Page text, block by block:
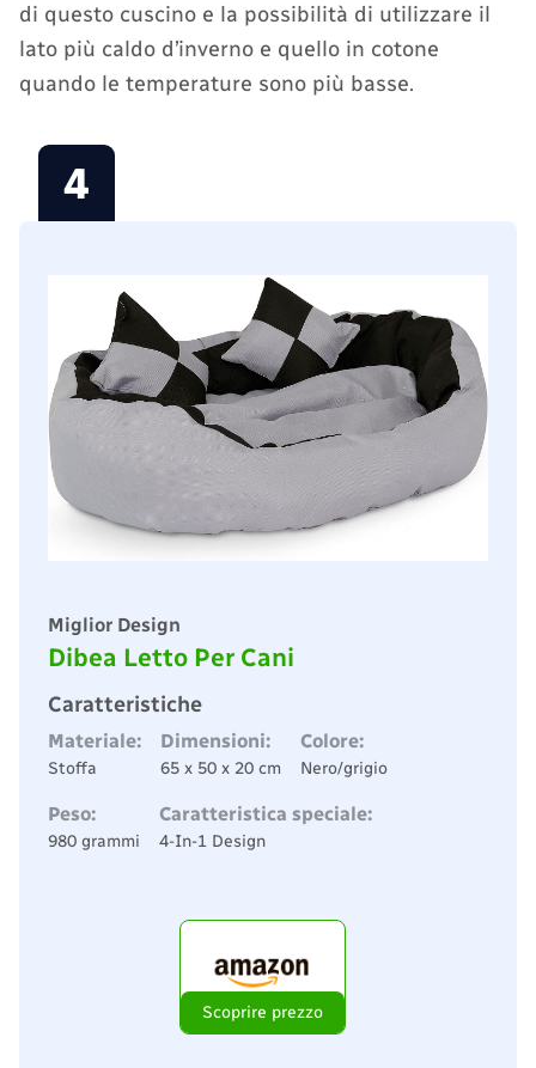
di questo cuscino e la possibilità di utilizzare il
lato più caldo d’inverno e quello in cotone
quando le temperature sono più basse.
4
Miglior Design
Dibea Letto Per Cani
Caratteristiche
Materiale:
Stoffa
Dimensioni:
65 x 50 x 20 cm
Colore:
Nero/grigio
Peso:
980 grammi
Caratteristica speciale:
4-In-1 Design
Scoprire prezzo